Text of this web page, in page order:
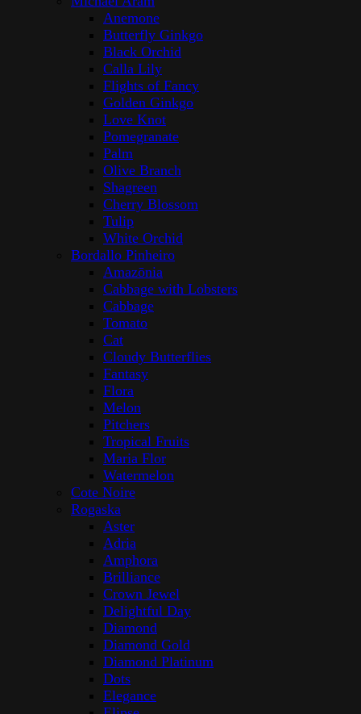
Anemone
Butterfly Ginkgo
Black Orchid
Calla Lily
Flights of Fancy
Golden Ginkgo
Love Knot
Pomegranate
Palm
Olive Branch
Shagreen
Cherry Blossom
Tulip
White Orchid
Bordallo Pinheiro
Amazōnia
Cabbage with Lobsters
Cabbage
Tomato
Cat
Cloudy Butterflies
Fantasy
Flora
Melon
Pitchers
Tropical Fruits
Maria Flor
Watermelon
Cote Noire
Rogaska
Aster
Adria
Amphora
Brilliance
Crown Jewel
Delightful Day
Diamond
Diamond Gold
Diamond Platinum
Dots
Elegance